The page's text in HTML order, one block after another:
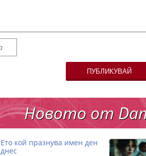
ПУБЛИКУВАЙ
Новото от
Ето кой празнува имен ден
днес